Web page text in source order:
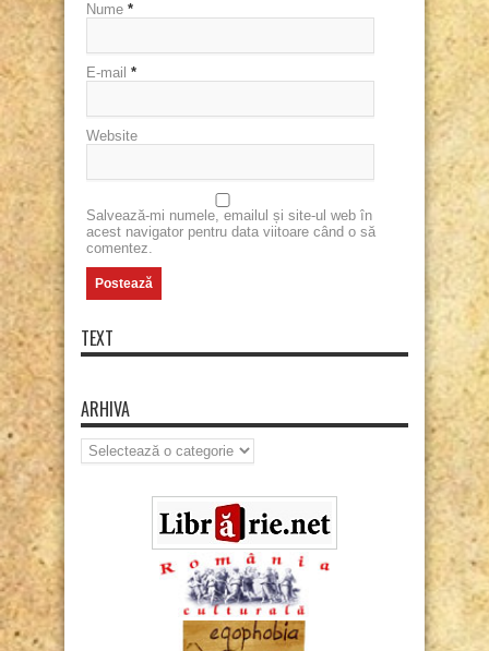
Nume *
E-mail *
Website
Salvează-mi numele, emailul și site-ul web în
acest navigator pentru data viitoare când o să
comentez.
TEXT
ARHIVA
Arhiva